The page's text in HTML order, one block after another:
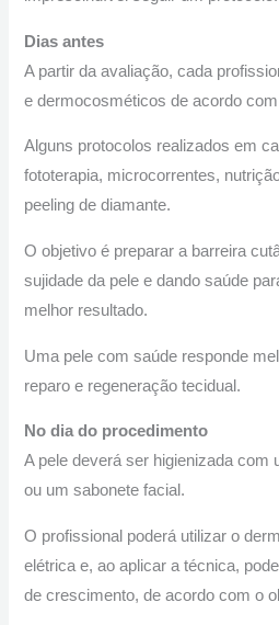
Dias antes
A partir da avaliação, cada
e dermocosméticos de acordo
Alguns protocolos realizados em
fototerapia, microcorrentes,
peeling de diamante.
O objetivo é preparar a barreira
sujidade da pele e dando saúde
melhor resultado.
Uma pele com saúde responde
reparo e regeneração tecidual.
No dia do procedimento
A pele deverá ser higienizada com
ou um sabonete facial.
O profissional poderá utilizar o
elétrica e, ao aplicar a técnica,
de crescimento, de acordo com o